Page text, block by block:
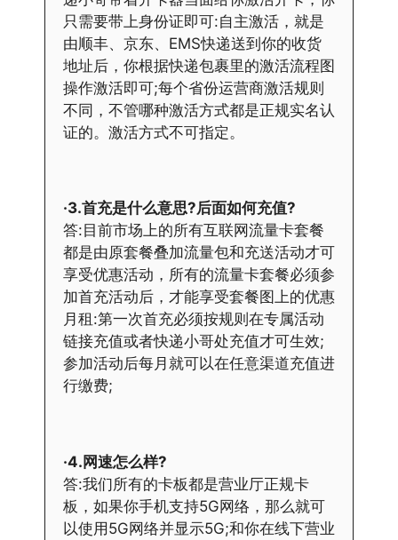
只需要带上身份证即可:自主激活，就是
由顺丰、京东、EMS快递送到你的收货
地址后，你根据快递包裹里的激活流程图
操作激活即可;每个省份运营商激活规则
不同，不管哪种激活方式都是正规实名认
证的。激活方式不可指定。
·3.首充是什么意思?后面如何充值?
答:目前市场上的所有互联网流量卡套餐
都是由原套餐叠加流量包和充送活动才可
享受优惠活动，所有的流量卡套餐必须参
加首充活动后，才能享受套餐图上的优惠
月租:第一次首充必须按规则在专属活动
链接充值或者快递小哥处充值才可生效;
参加活动后每月就可以在任意渠道充值进
行缴费;
·4.网速怎么样?
答:我们所有的卡板都是营业厅正规卡
板，如果你手机支持5G网络，那么就可
以使用5G网络并显示5G;和你在线下营业